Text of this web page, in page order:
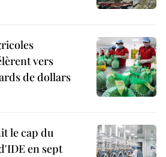
vers
de dollars
le cap du
en sept